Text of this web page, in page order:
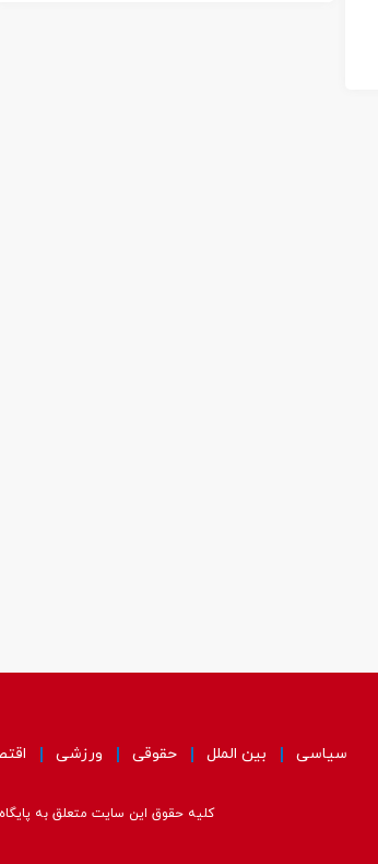
سیاسی بین الملل حقوقی ورزشی
کلیه حقوق این سایت متعلق به